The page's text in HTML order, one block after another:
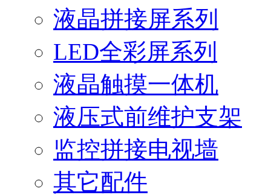
液晶拼接屏系列
LED全彩屏系列
液晶触摸一体机
液压式前维护支架
监控拼接电视墙
其它配件